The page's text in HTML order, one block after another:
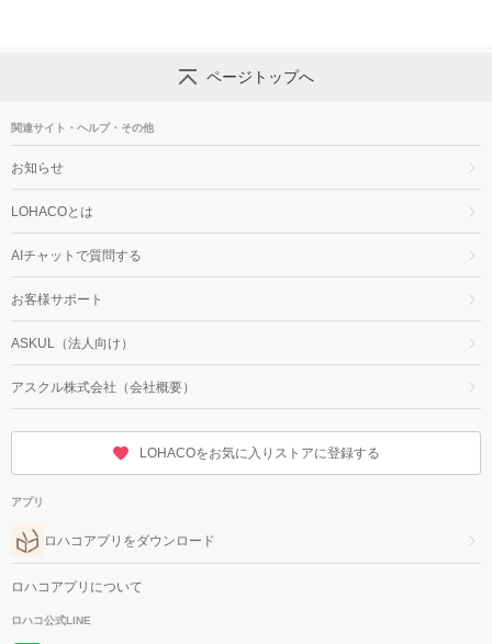
ページトップへ
関連サイト・ヘルプ・その他
お知らせ
LOHACOとは
AIチャットで質問する
お客様サポート
ASKUL（法人向け）
アスクル株式会社（会社概要）
LOHACOをお気に入りストアに登録する
アプリ
ロハコアプリをダウンロード
ロハコアプリについて
ロハコ公式LINE